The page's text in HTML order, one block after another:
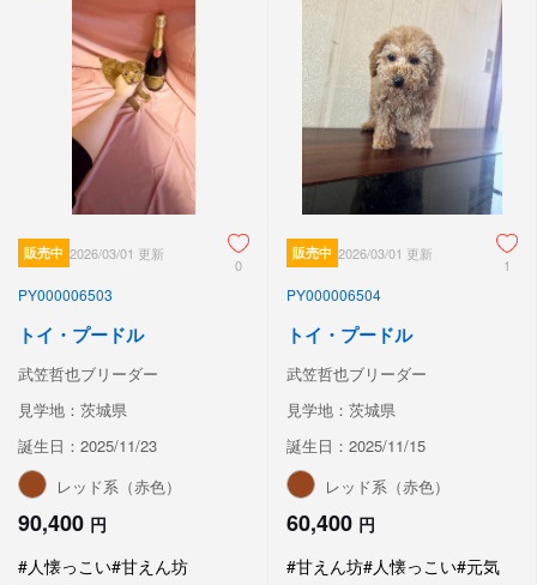
販売中 2026/03/01 更新
0
PY000006503
トイ・プードル
武笠哲也ブリーダー
見学地：茨城県
誕生日：2025/11/23
レッド系（赤色）
90,400 円
#人懐っこい#甘えん坊
販売中 2026/03/01 更新
1
PY000006504
トイ・プードル
武笠哲也ブリーダー
見学地：茨城県
誕生日：2025/11/15
レッド系（赤色）
60,400 円
#甘えん坊#人懐っこい#元気